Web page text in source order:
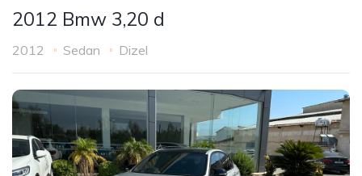
2012 Bmw 3,20 d
2012 Sedan Dizel